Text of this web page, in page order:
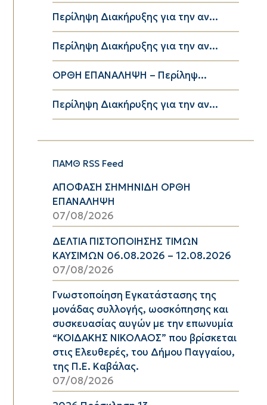
Περίληψη Διακήρυξης για την αν...
Περίληψη Διακήρυξης για την αν...
ΟΡΘΗ ΕΠΑΝΑΛΗΨΗ – Περίληψ...
Περίληψη Διακήρυξης για την αν...
ΠΑΜΘ RSS Feed
ΑΠΟΦΑΣΗ ΣΗΜΗΝΙΔΗ ΟΡΘΗ
ΕΠΑΝΑΛΗΨΗ
07/08/2026
ΔΕΛΤΙΑ ΠΙΣΤΟΠΟΙΗΣΗΣ ΤΙΜΩΝ
ΚΑΥΣΙΜΩΝ 06.08.2026 – 12.08.2026
07/08/2026
Γνωστοποίηση Εγκατάστασης της
μονάδας συλλογής, ωοσκόπησης και
συσκευασίας αυγών με την επωνυμία
“ΚΟΙΔΑΚΗΣ ΝΙΚΟΛΑΟΣ” που βρίσκεται
στις Ελευθερές, του Δήμου Παγγαίου,
της Π.Ε. Καβάλας.
07/08/2026